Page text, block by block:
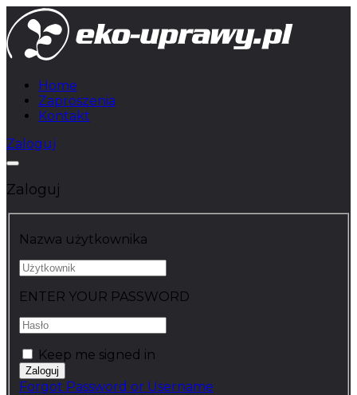
Home
Zaproszenia
Kontakt
Zaloguj
Zaloguj
Nazwa użytkownika
ENTER YOUR PASSWORD
Keep me signed in
Forgot Password or Username